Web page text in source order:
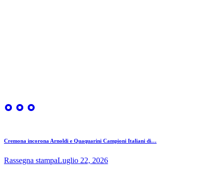
Cremona incorona Arnoldi e Quaquarini Campioni Italiani di…
Rassegna stampaLuglio 22, 2026